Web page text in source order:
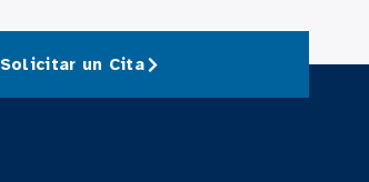
Solicitar un Cita